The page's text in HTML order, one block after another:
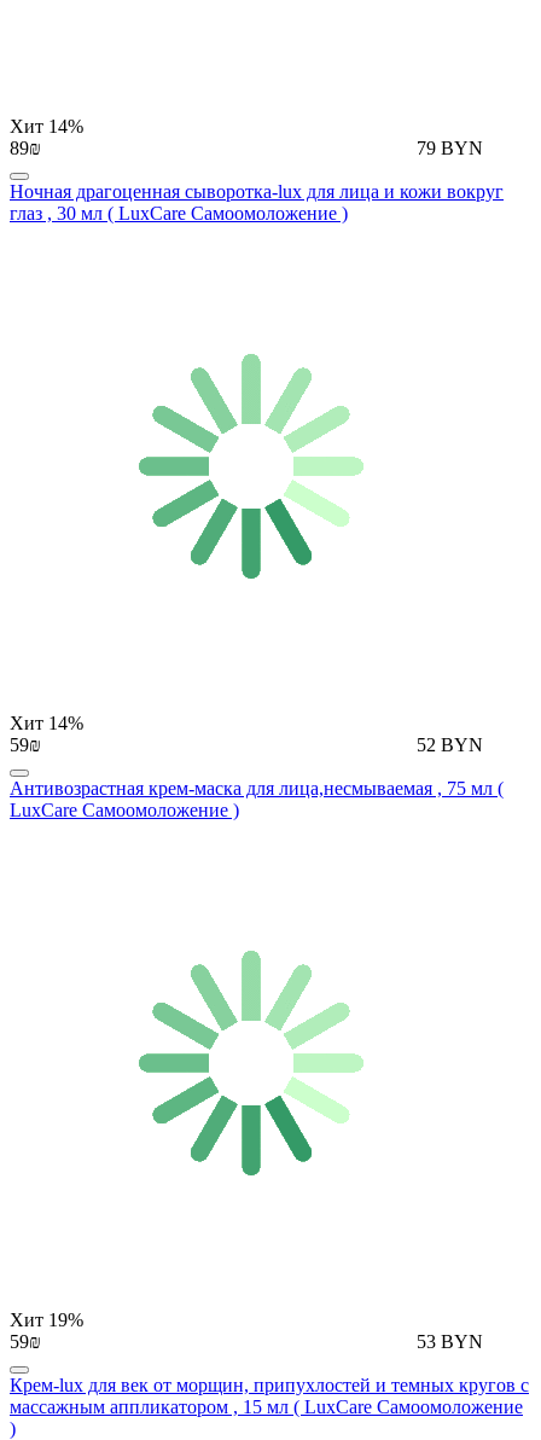
Хит 14%
89₪
79 BYN
Ночная драгоценная сыворотка-lux для лица и кожи вокруг
глаз , 30 мл ( LuxCare Самоомоложение )
Хит 14%
59₪
52 BYN
Антивозрастная крем-маска для лица,несмываемая , 75 мл (
LuxCare Самоомоложение )
Хит 19%
59₪
53 BYN
Крем-lux для век от морщин, припухлостей и темных кругов с
массажным аппликатором , 15 мл ( LuxCare Самоомоложение
)